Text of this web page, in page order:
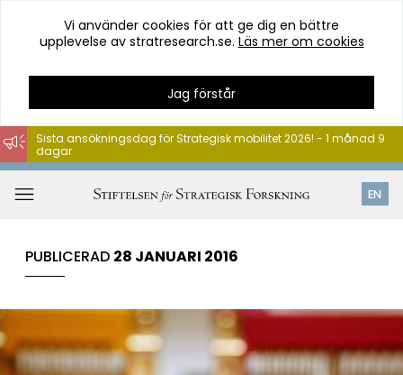
Hoppa
till
innehåll
Vi använder cookies för att ge dig en bättre
upplevelse av stratresearch.se. Läs mer om cookies
Jag förstår
EN
Sista ansökningsdag för Strategisk mobilitet 2026! - 1 månad 9
dagar
PUBLICERAD 28 JANUARI 2016